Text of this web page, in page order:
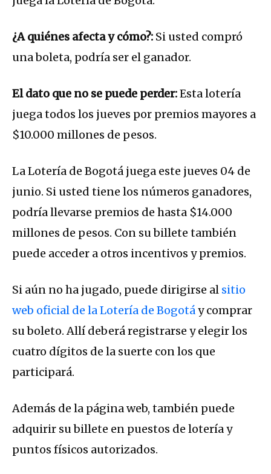
¿A quiénes afecta y cómo?: Si usted compró
una boleta, podría ser el ganador.
El dato que no se puede perder:Esta lotería
juega todos los jueves por premios mayores a
$10.000 millones de pesos.
La Lotería de Bogotá juega este jueves 04 de
junio. Si usted tiene los números ganadores,
podría llevarse premios de hasta $14.000
millones de pesos. Con su billete también
puede acceder a otros incentivos y premios.
Si aún no ha jugado, puede dirigirse al sitio
web oficial de la Lotería de Bogotáy comprar
su boleto. Allí deberá registrarse y elegir los
cuatro dígitos de la suerte con los que
participará.
Además de la página web, también puede
adquirir su billete en puestos de lotería y
puntos físicos autorizados.